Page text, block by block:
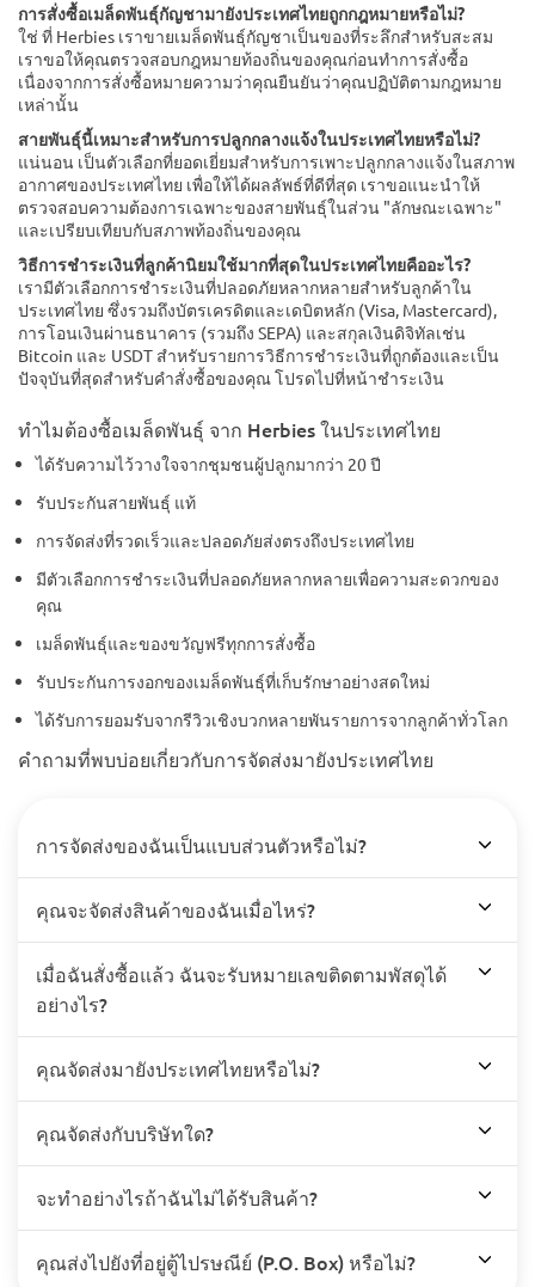
การสั่งซื้อเมล็ดพันธุ์กัญชามายังประเทศไทยถูกกฎหมายหรือไม่?
ใช่ ที่ Herbies เราขายเมล็ดพันธุ์กัญชาเป็นของที่ระลึกสำหรับสะสม
เราขอให้คุณตรวจสอบกฎหมายท้องถิ่นของคุณก่อนทำการสั่งซื้อ
เนื่องจากการสั่งซื้อหมายความว่าคุณยืนยันว่าคุณปฏิบัติตามกฎหมาย
เหล่านั้น
สายพันธุ์นี้เหมาะสำหรับการปลูกกลางแจ้งในประเทศไทยหรือไม่?
แน่นอน เป็นตัวเลือกที่ยอดเยี่ยมสำหรับการเพาะปลูกกลางแจ้งในสภาพ
อากาศของประเทศไทย เพื่อให้ได้ผลลัพธ์ที่ดีที่สุด เราขอแนะนำให้
ตรวจสอบความต้องการเฉพาะของสายพันธุ์ในส่วน "ลักษณะเฉพาะ"
และเปรียบเทียบกับสภาพท้องถิ่นของคุณ
วิธีการชำระเงินที่ลูกค้านิยมใช้มากที่สุดในประเทศไทยคืออะไร?
เรามีตัวเลือกการชำระเงินที่ปลอดภัยหลากหลายสำหรับลูกค้าใน
ประเทศไทย ซึ่งรวมถึงบัตรเครดิตและเดบิตหลัก (Visa, Mastercard),
การโอนเงินผ่านธนาคาร (รวมถึง SEPA) และสกุลเงินดิจิทัลเช่น
Bitcoin และ USDT สำหรับรายการวิธีการชำระเงินที่ถูกต้องและเป็น
ปัจจุบันที่สุดสำหรับคำสั่งซื้อของคุณ โปรดไปที่หน้าชำระเงิน
ทำไมต้องซื้อเมล็ดพันธุ์ จาก Herbies ในประเทศไทย
ได้รับความไว้วางใจจากชุมชนผู้ปลูกมากว่า 20 ปี
รับประกันสายพันธุ์ แท้
การจัดส่งที่รวดเร็วและปลอดภัยส่งตรงถึงประเทศไทย
มีตัวเลือกการชำระเงินที่ปลอดภัยหลากหลายเพื่อความสะดวกของ
คุณ
เมล็ดพันธุ์และของขวัญฟรีทุกการสั่งซื้อ
รับประกันการงอกของเมล็ดพันธุ์ที่เก็บรักษาอย่างสดใหม่
ได้รับการยอมรับจากรีวิวเชิงบวกหลายพันรายการจากลูกค้าทั่วโลก
คำถามที่พบบ่อยเกี่ยวกับการจัดส่งมายังประเทศไทย
การจัดส่งของฉันเป็นแบบส่วนตัวหรือไม่?
คุณจะจัดส่งสินค้าของฉันเมื่อไหร่?
เมื่อฉันสั่งซื้อแล้ว ฉันจะรับหมายเลขติดตามพัสดุได้
อย่างไร?
คุณจัดส่งมายังประเทศไทยหรือไม่?
คุณจัดส่งกับบริษัทใด?
จะทำอย่างไรถ้าฉันไม่ได้รับสินค้า?
คุณส่งไปยังที่อยู่ตู้ไปรษณีย์ (P.O. Box) หรือไม่?